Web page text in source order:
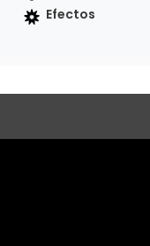
Efectos